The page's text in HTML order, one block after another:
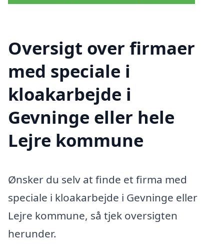
Oversigt over firmaer
med speciale i
kloakarbejde i
Gevninge eller hele
Lejre kommune
Ønsker du selv at finde et firma med
speciale i kloakarbejde i Gevninge eller
Lejre kommune, så tjek oversigten
herunder.